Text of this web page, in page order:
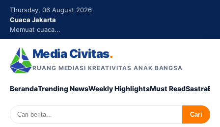
Thursday, 06 August 2026
Cuaca Jakarta
Memuat cuaca...
Media Civitas.
RUANG MEDIASI KREATIVITAS ANAK BANGSA
BerandaTrending NewsWeekly HighlightsMust ReadSastra
Search Cari